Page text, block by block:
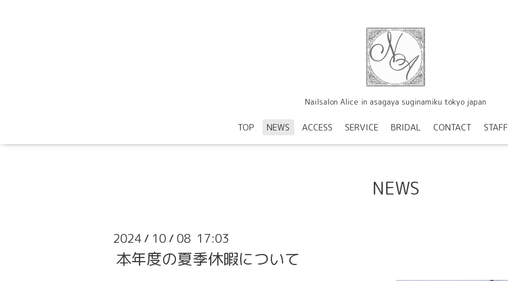
Nailsalon Alice in asagaya suginamiku tokyo japan
TOP NEWS ACCESS SERVICE BRIDAL CONTACT STAFF
NEWS
2024 / 10 / 08 17:03
本年度の夏季休暇について